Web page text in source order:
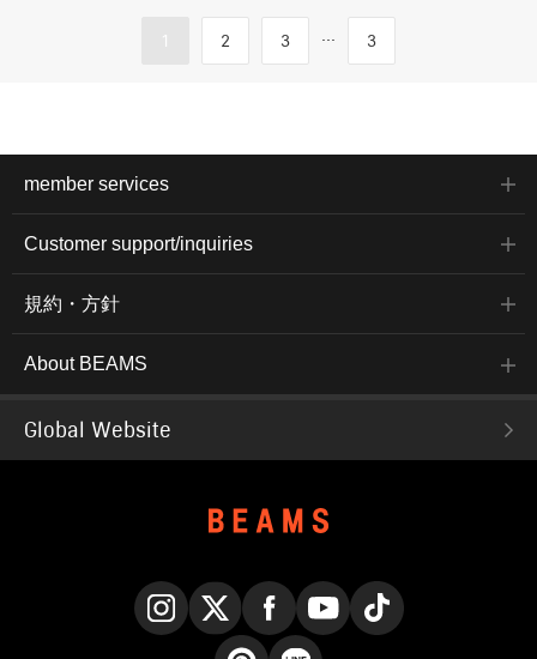
1 2 3 ... 3
member services
Customer support/inquiries
規約・方針
About BEAMS
Global Website